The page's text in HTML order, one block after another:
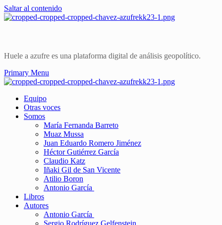
Saltar al contenido
Huele a azufre es una plataforma digital de análisis geopolítico.
Primary Menu
Equipo
Otras voces
Somos
María Fernanda Barreto
Muaz Mussa
Juan Eduardo Romero Jiménez
Héctor Gutiérrez García
Claudio Katz
Iñaki Gil de San Vicente
Atilio Boron
Antonio García
Libros
Autores
Antonio García
Sergio Rodríguez Gelfenstein